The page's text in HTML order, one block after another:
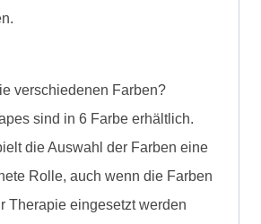
verschiedenen Farben?
sind in 6 Farbe erhältlich.
die Auswahl der Farben eine
Rolle, auch wenn die Farben
Therapie eingesetzt werden